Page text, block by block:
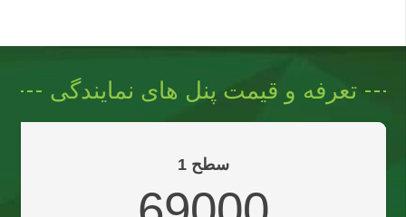
تعرفه و قیمت پنل های نمایندگی
سطح 1